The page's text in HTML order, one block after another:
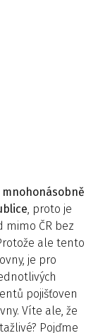
mnohonásobně
, proto je
ČR bez
ale tento
je pro
pojišťoven
Víte ale, že
Pojďme